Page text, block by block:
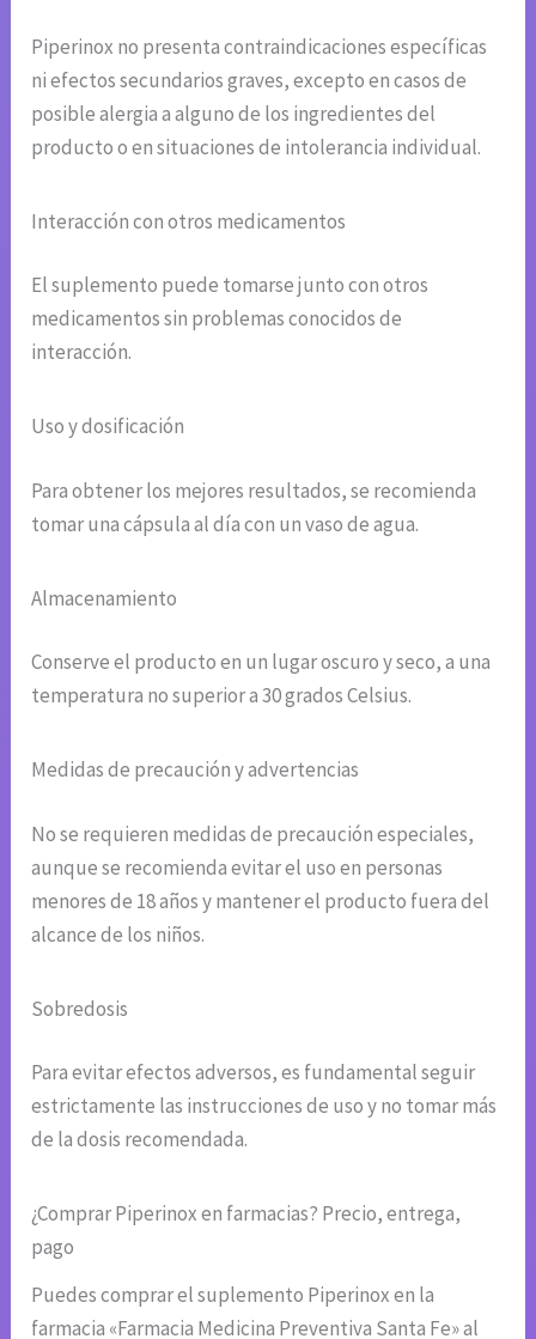
Piperinox no presenta contraindicaciones específicas
ni efectos secundarios graves, excepto en casos de
posible alergia a alguno de los ingredientes del
producto o en situaciones de intolerancia individual.
Interacción con otros medicamentos
El suplemento puede tomarse junto con otros
medicamentos sin problemas conocidos de
interacción.
Uso y dosificación
Para obtener los mejores resultados, se recomienda
tomar una cápsula al día con un vaso de agua.
Almacenamiento
Conserve el producto en un lugar oscuro y seco, a una
temperatura no superior a 30 grados Celsius.
Medidas de precaución y advertencias
No se requieren medidas de precaución especiales,
aunque se recomienda evitar el uso en personas
menores de 18 años y mantener el producto fuera del
alcance de los niños.
Sobredosis
Para evitar efectos adversos, es fundamental seguir
estrictamente las instrucciones de uso y no tomar más
de la dosis recomendada.
¿Comprar Piperinox en farmacias? Precio, entrega,
pago
Puedes comprar el suplemento Piperinox en la
farmacia «Farmacia Medicina Preventiva Santa Fe» al